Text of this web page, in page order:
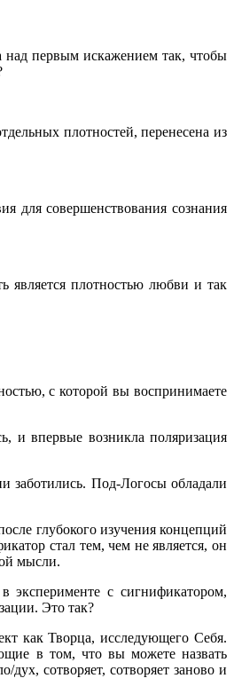
над первым искажением так, чтобы
плотностей, перенесена из
для совершенствования сознания
является плотностью любви и так
с которой вы воспринимаете
и впервые возникла поляризация
заботились. Под-Логосы обладали
глубокого изучения концепций
стал тем, чем не является, он
мысли.
с сигнификатором,
Это так?
как Творца, исследующего Себя.
в том, что вы можете назвать
сотворяет, сотворяет заново и